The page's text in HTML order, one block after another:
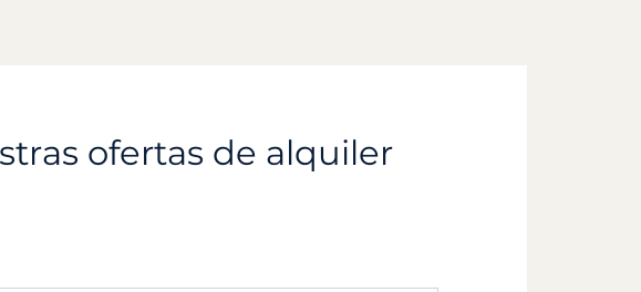
ofertas de alquiler